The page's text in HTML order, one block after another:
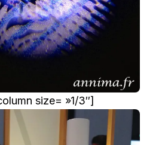
size= »1/3″]